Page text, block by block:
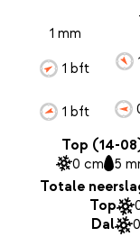
1 mm
1 bft
1 bft
Top (14-
0 cm 5
Totale
Top
Dal